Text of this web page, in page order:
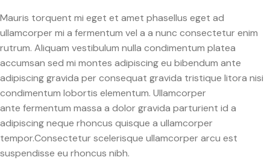
Mauris torquent mi eget et amet phasellus eget ad
ullamcorper mi a fermentum vel a a nunc consectetur enim
rutrum. Aliquam vestibulum nulla condimentum platea
accumsan sed mi montes adipiscing eu bibendum ante
adipiscing gravida per consequat gravida tristique litora nisi
condimentum lobortis elementum. Ullamcorper
ante fermentum massa a dolor gravida parturient id a
adipiscing neque rhoncus quisque a ullamcorper
tempor.Consectetur scelerisque ullamcorper arcu est
suspendisse eu rhoncus nibh.